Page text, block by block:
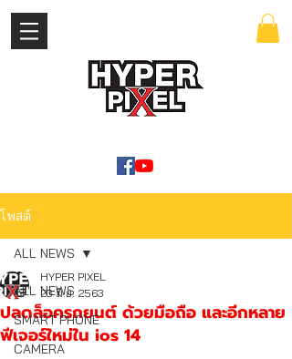
โพสต์
ALL NEWS
SMART PHONE
CAMERA
ALL NEWS
ปลดล็อครถยนต์ ด้วยมือถือ และอีกหลาย
ฟีเจอร์ใหม่ใน ios 14
HYPER PIXEL
23 มิ.ย. 2563